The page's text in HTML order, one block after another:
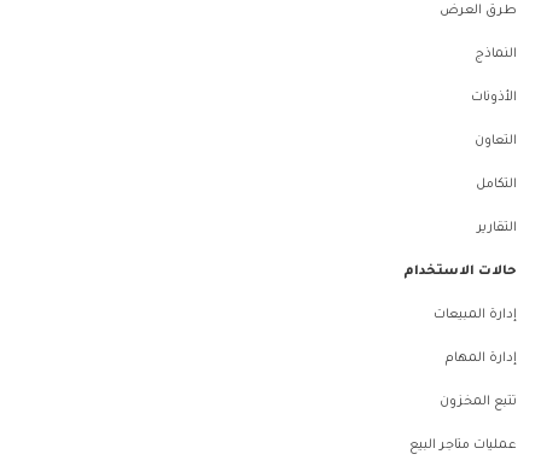
طرق العرض
النماذج
الأذونات
التعاون
التكامل
التقارير
حالات الاستخدام
إدارة المبيعات
إدارة المهام
تتبع المخزون
عمليات متاجر البيع